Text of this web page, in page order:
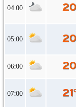
04:00
05:00
06:00
07:00